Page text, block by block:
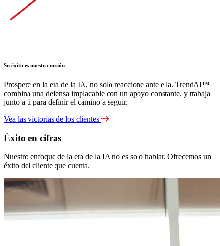
Su éxito es nuestra misión
Prospere en la era de la IA, no solo reaccione ante ella. TrendAI™
combina una defensa implacable con un apoyo constante, y trabaja
junto a ti para definir el camino a seguir.
Vea las victorias de los clientes
Éxito en cifras
Nuestro enfoque de la era de la IA no es solo hablar. Ofrecemos un
éxito del cliente que cuenta.